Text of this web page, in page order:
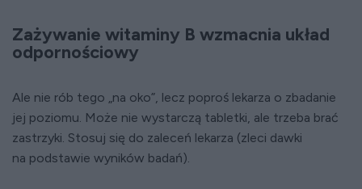
Zażywanie witaminy B wzmacnia układ
odpornościowy
Ale nie rób tego „na oko”, lecz poproś lekarza o zbadanie
jej poziomu. Może nie wystarczą tabletki, ale trzeba brać
zastrzyki. Stosuj się do zaleceń lekarza (zleci dawki
na podstawie wyników badań).